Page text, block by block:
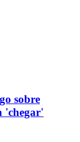
sobre
'chegar'